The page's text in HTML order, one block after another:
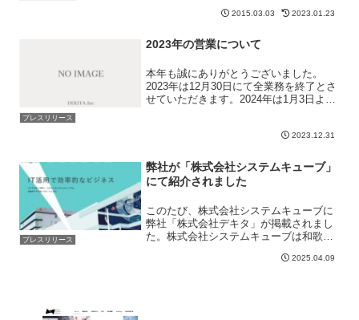
2015.03.03 2023.01.23
プレスリリース
2023年の営業について
本年も誠にありがとうございました。
2023年は12月30日にて全業務を終了とさ
せていただきます。2024年は1月3日より
2023.12.31
プレスリリース
弊社が「株式会社システムキューブ」
にて紹介されました
このたび、株式会社システムキューブに
弊社「株式会社デキタ」が掲載されまし
た。株式会社システムキューブは和歌山
やホームページ制作を中心に企業の業務
2025.04.09